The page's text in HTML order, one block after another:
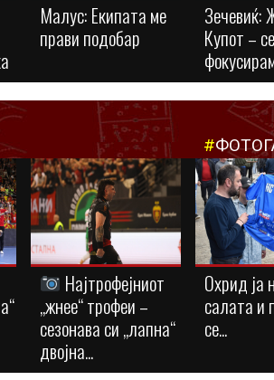
Малус: Eкипата ме
прави подобар
Зечевиќ:
Купот –
#
Најтрофејниот
„жнее“ трофеи –
сезонава си „лапна“
двојна...
Охрид ја
салата и
се...